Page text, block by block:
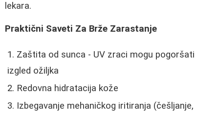
lekara.
Praktični Saveti Za Brže Zarastanje
Zaštita od sunca - UV zraci mogu pogoršati
izgled ožiljka
Redovna hidratacija kože
Izbegavanje mehaničkog iritiranja (češljanje,